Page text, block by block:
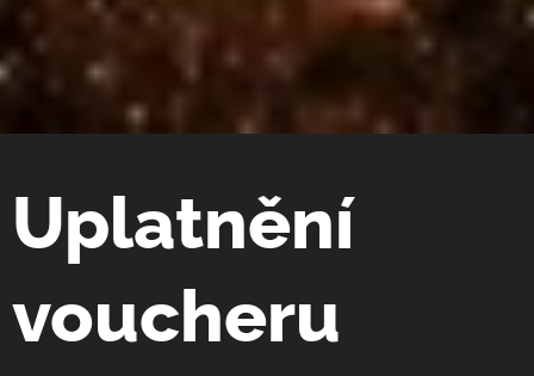
Uplatnění
voucheru